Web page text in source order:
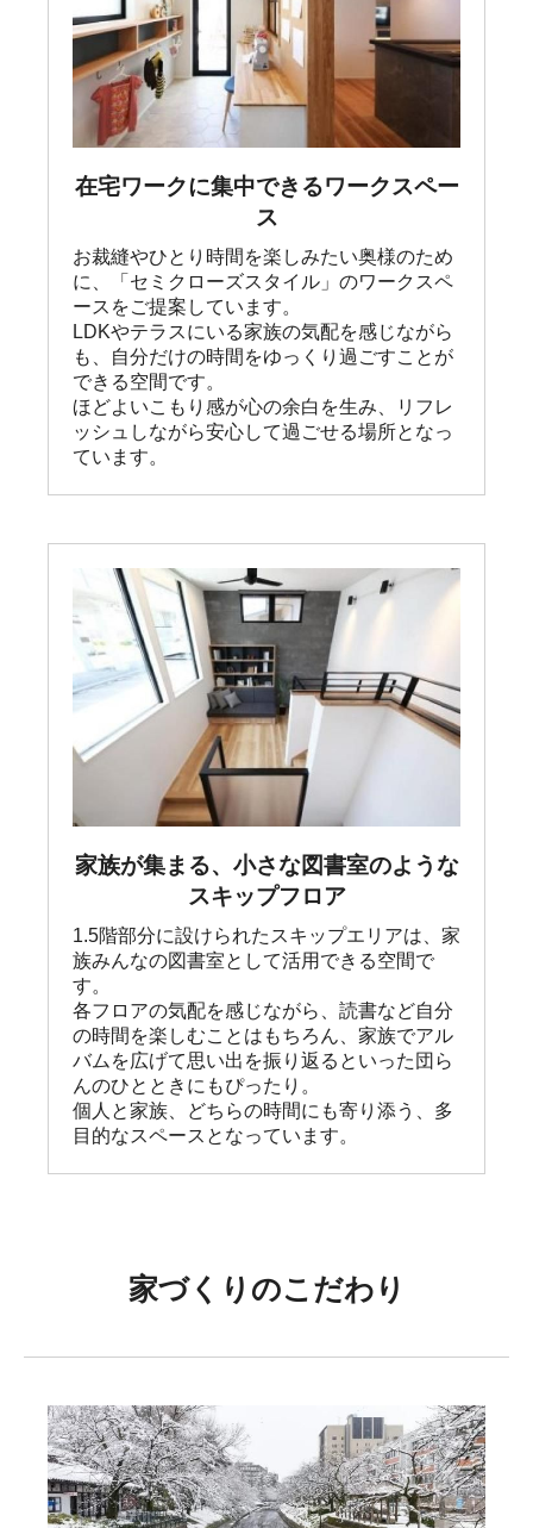
在宅ワークに集中できるワークスペー
ス
お裁縫やひとり時間を楽しみたい奥様のため
に、「セミクローズスタイル」のワークスペ
ースをご提案しています。
LDKやテラスにいる家族の気配を感じながら
も、自分だけの時間をゆっくり過ごすことが
できる空間です。
ほどよいこもり感が心の余白を生み、リフレ
ッシュしながら安心して過ごせる場所となっ
ています。
家族が集まる、小さな図書室のような
スキップフロア
1.5階部分に設けられたスキップエリアは、家
族みんなの図書室として活用できる空間で
す。
各フロアの気配を感じながら、読書など自分
の時間を楽しむことはもちろん、家族でアル
バムを広げて思い出を振り返るといった団ら
んのひとときにもぴったり。
個人と家族、どちらの時間にも寄り添う、多
目的なスペースとなっています。
家づくりのこだわり